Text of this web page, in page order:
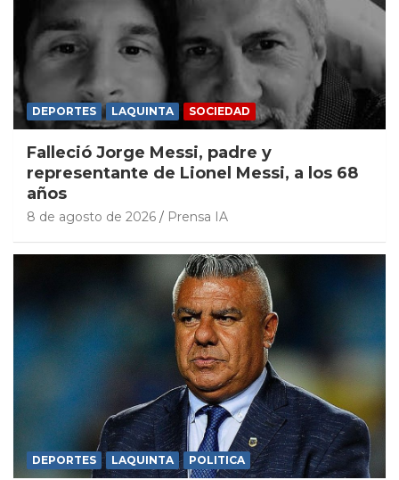
DEPORTES LAQUINTA SOCIEDAD
Falleció Jorge Messi, padre y
representante de Lionel Messi, a los 68
años
8 de agosto de 2026 Prensa IA
DEPORTES LAQUINTA POLITICA